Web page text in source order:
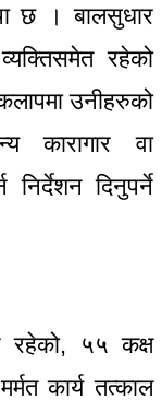
छ । बालसुधार
रहेको
उनीहरुको
कारागार वा
दिनुपर्ने
रहेको, ५५ कक्ष
कार्य तत्काल